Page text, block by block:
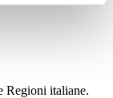
Regioni italiane.